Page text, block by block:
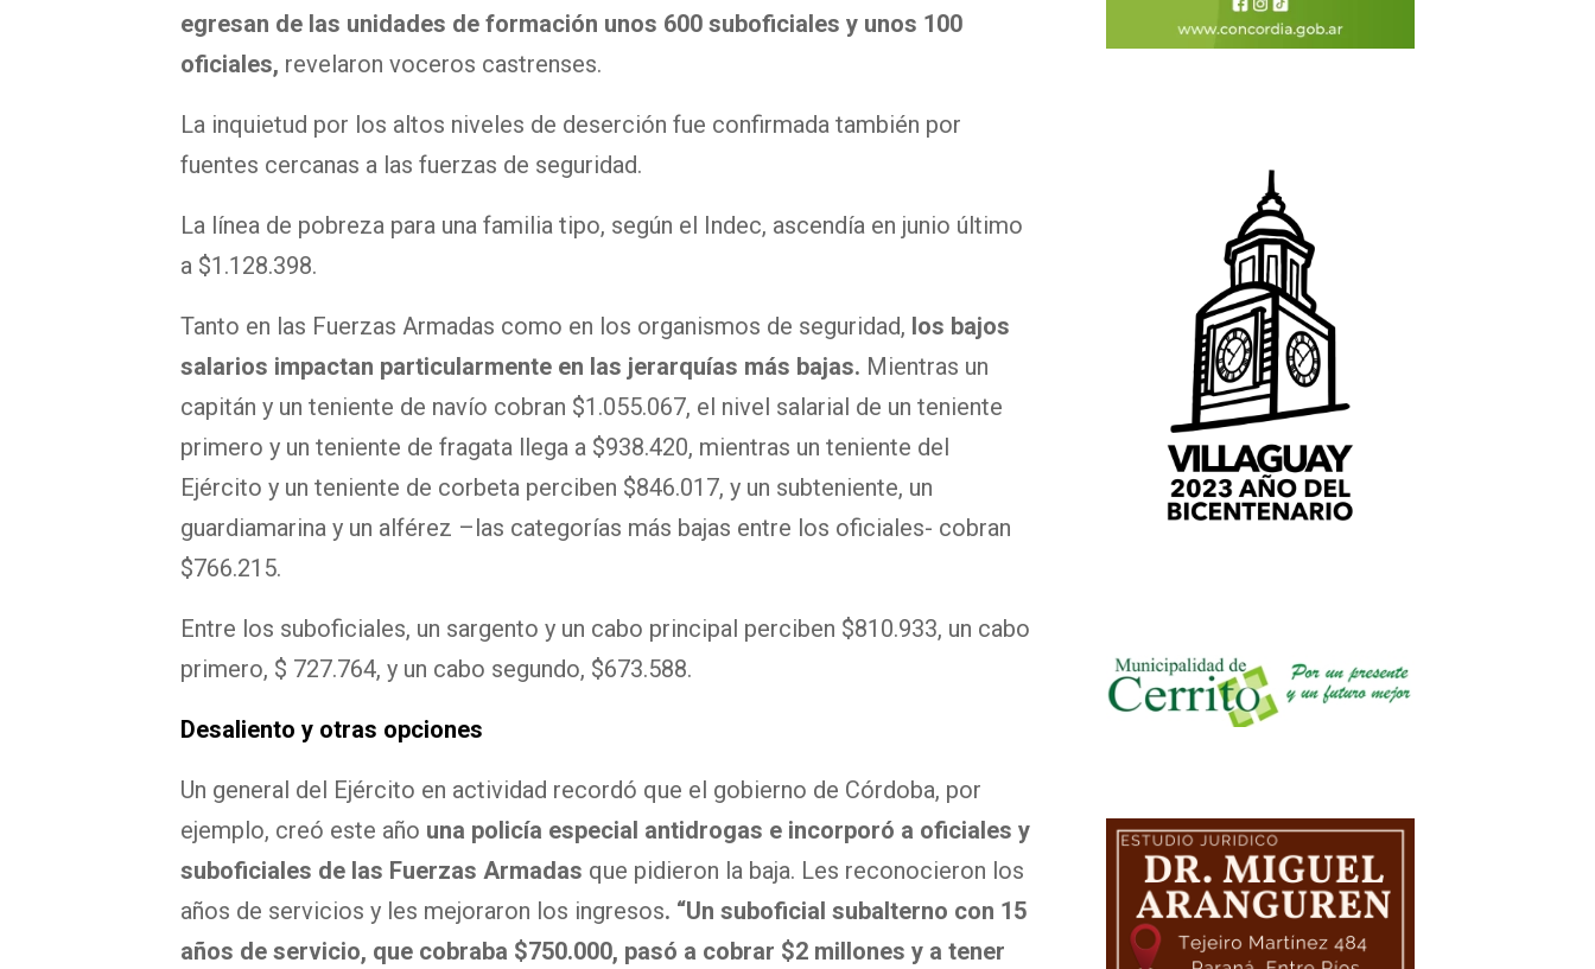
egresan de las unidades de formación unos 600 suboficiales y unos 100
oficiales, revelaron voceros castrenses.
La inquietud por los altos niveles de deserción fue confirmada también por
fuentes cercanas a las fuerzas de seguridad.
La línea de pobreza para una familia tipo, según el Indec, ascendía en junio último
a $1.128.398.
Tanto en las Fuerzas Armadas como en los organismos de seguridad, los bajos
salarios impactan particularmente en las jerarquías más bajas. Mientras un
capitán y un teniente de navío cobran $1.055.067, el nivel salarial de un teniente
primero y un teniente de fragata llega a $938.420, mientras un teniente del
Ejército y un teniente de corbeta perciben $846.017, y un subteniente, un
guardiamarina y un alférez –las categorías más bajas entre los oficiales- cobran
$766.215.
Entre los suboficiales, un sargento y un cabo principal perciben $810.933, un cabo
primero, $ 727.764, y un cabo segundo, $673.588.
Desaliento y otras opciones
Un general del Ejército en actividad recordó que el gobierno de Córdoba, por
ejemplo, creó este año una policía especial antidrogas e incorporó a oficiales y
suboficiales de las Fuerzas Armadas que pidieron la baja. Les reconocieron los
años de servicios y les mejoraron los ingresos. “Un suboficial subalterno con 15
años de servicio, que cobraba $750.000, pasó a cobrar $2 millones y a tener